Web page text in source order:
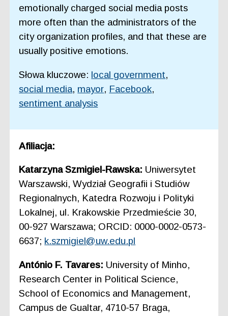
emotionally charged social media posts
more often than the administrators of the
city organization profiles, and that these are
usually positive emotions.
Słowa kluczowe: local government,
social media, mayor, Facebook,
sentiment analysis
Afiliacja:
Katarzyna Szmigiel-Rawska: Uniwersytet
Warszawski, Wydział Geografii i Studiów
Regionalnych, Katedra Rozwoju i Polityki
Lokalnej, ul. Krakowskie Przedmieście 30,
00-927 Warszawa; ORCID: 0000-0002-0573-
6637; k.szmigiel@uw.edu.pl
António F. Tavares: University of Minho,
Research Center in Political Science,
School of Economics and Management,
Campus de Gualtar, 4710-57 Braga,